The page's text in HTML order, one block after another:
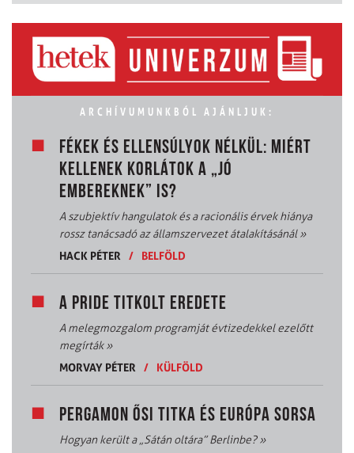
ARCHÍVUMUNKBÓL AJÁNLJUK:
FÉKEK ÉS ELLENSÚLYOK NÉLKÜL: MIÉRT
KELLENEK KORLÁTOK A „JÓ
EMBEREKNEK” IS?
A szubjektív hangulatok és a racionális érvek hiánya
rossz tanácsadó az államszervezet átalakításánál»
HACK PÉTER
/ BELFÖLD
A PRIDE TITKOLT EREDETE
A melegmozgalom programját évtizedekkel ezelőtt
megírták»
MORVAY PÉTER
/ KÜLFÖLD
PERGAMON ŐSI TITKA ÉS EURÓPA SORSA
Hogyan került a „Sátán oltára” Berlinbe?»